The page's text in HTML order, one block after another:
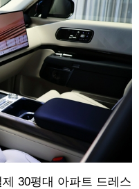
30평대 아파트 드레스